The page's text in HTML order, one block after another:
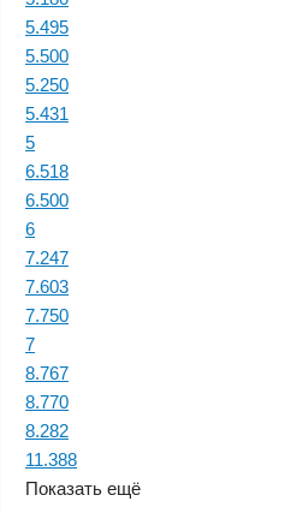
5.495
5.500
5.250
5.431
5
6.518
6.500
6
7.247
7.603
7.750
7
8.767
8.770
8.282
11.388
Показать ещё